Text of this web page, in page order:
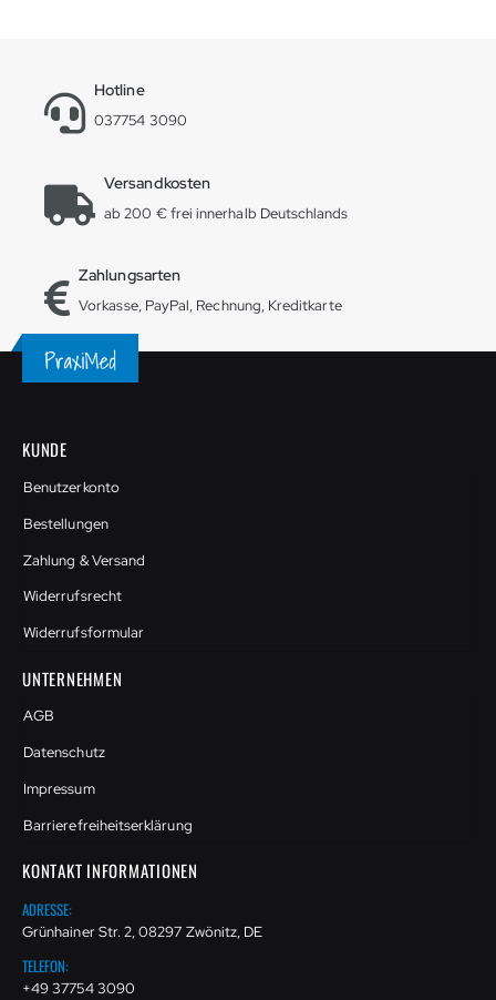
Hotline
037754 3090
Versandkosten
ab 200 € frei innerhalb Deutschlands
Zahlungsarten
Vorkasse, PayPal, Rechnung, Kreditkarte
KUNDE
Benutzerkonto
Bestellungen
Zahlung & Versand
Widerrufsrecht
Widerrufsformular
UNTERNEHMEN
AGB
Datenschutz
Impressum
Barrierefreiheitserklärung
KONTAKT INFORMATIONEN
ADRESSE:
Grünhainer Str. 2, 08297 Zwönitz, DE
TELEFON:
+49 37754 3090